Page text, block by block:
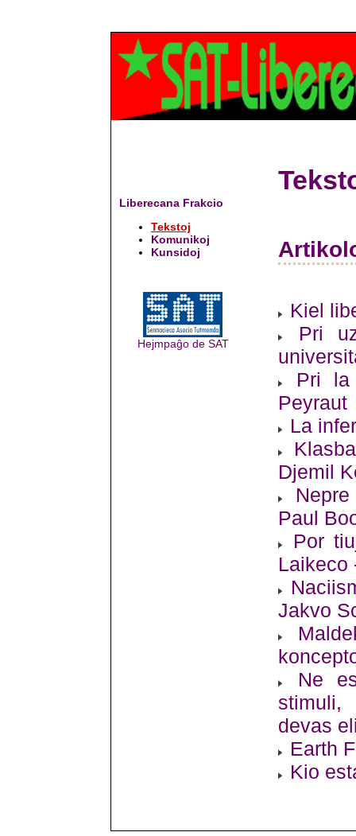
Liberecana Frakcio
Tekstoj
Komunikoj
Kunsidoj
Hejmpaĝo de SAT
Kiel
Pri
Pri la
Peyraut
La
Djemil
Paul
Por
Laikeco
Jakvo
Ne
devas
Earth
Kio